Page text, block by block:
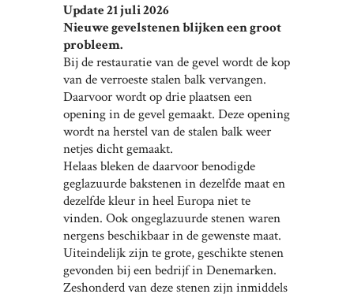
Update 21 juli 2026
Nieuwe gevelstenen blijken een groot
probleem.
Bij de restauratie van de gevel wordt de kop
van de verroeste stalen balk vervangen.
Daarvoor wordt op drie plaatsen een
opening in de gevel gemaakt. Deze opening
wordt na herstel van de stalen balk weer
netjes dicht gemaakt.
Helaas bleken de daarvoor benodigde
geglazuurde bakstenen in dezelfde maat en
dezelfde kleur in heel Europa niet te
vinden. Ook ongeglazuurde stenen waren
nergens beschikbaar in de gewenste maat.
Uiteindelijk zijn te grote, geschikte stenen
gevonden bij een bedrijf in Denemarken.
Zeshonderd van deze stenen zijn inmiddels